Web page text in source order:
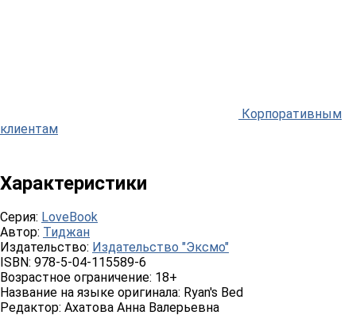
Корпоративным
клиентам
Характеристики
Серия: LoveBook
Автор: Тиджан
Издательство: Издательство "Эксмо"
ISBN: 978-5-04-115589-6
Возрастное ограничение: 18+
Название на языке оригинала: Ryan's Bed
Редактор: Ахатова Анна Валерьевна